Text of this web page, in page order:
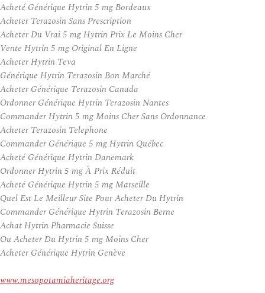
Acheté Générique Hytrin 5 mg Bordeaux
Acheter Terazosin Sans Prescription
Acheter Du Vrai 5 mg Hytrin Prix Le Moins Cher
Vente Hytrin 5 mg Original En Ligne
Acheter Hytrin Teva
Générique Hytrin Terazosin Bon Marché
Acheter Générique Terazosin Canada
Ordonner Générique Hytrin Terazosin Nantes
Commander Hytrin 5 mg Moins Cher Sans Ordonnance
Acheter Terazosin Telephone
Commander Générique 5 mg Hytrin Québec
Acheté Générique Hytrin Danemark
Ordonner Hytrin 5 mg À Prix Réduit
Acheté Générique Hytrin 5 mg Marseille
Quel Est Le Meilleur Site Pour Acheter Du Hytrin
Commander Générique Hytrin Terazosin Berne
Achat Hytrin Pharmacie Suisse
Ou Acheter Du Hytrin 5 mg Moins Cher
Acheter Générique Hytrin Genève
www.mesopotamiaheritage.org